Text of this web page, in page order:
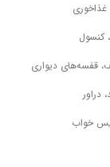
کنسول
قفسه‌های دیواری
دراور
خواب